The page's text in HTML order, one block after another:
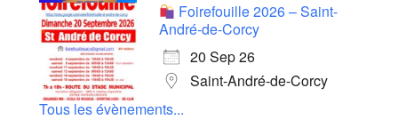
Foirefouille 2026 – Saint-
André-de-Corcy
20 Sep 26
Saint-André-de-Corcy
Tous les évènements...